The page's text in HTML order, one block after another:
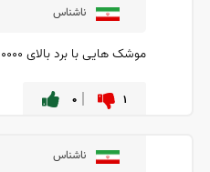
ناشناس
موشک هایی با برد بالای ۵۰۰۰۰ هزار کیلومتر تولید کنید چون رزمندگان اسلام برای حمله به خاک آمریکا به این نوع از موشک ها نیاز دارند
۱ ۰
ناشناس